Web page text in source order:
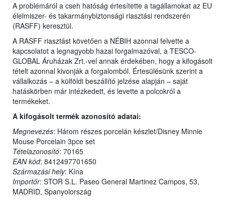
A problémáról a cseh hatóság értesítette a tagállamokat az EU
élelmiszer- és takarmánybiztonsági riasztási rendszerén
(RASFF) keresztül.
A RASFF riasztást követően a NÉBIH azonnal felvette a
kapcsolatot a legnagyobb hazai forgalmazóval, a TESCO-
GLOBAL Áruházak Zrt.-vel annak érdekében, hogy a kifogásolt
tételt azonnal kivonják a forgalomból. Értesülésünk szerint a
vállalkozás – a külföldi beszállító jelzése alapján – saját
hatáskörben már intézkedett, és levette a polcokról a
termékeket.
A kifogásolt termék azonosító adatai:
Megnevezés: Három részes porcelán készlet/Disney Minnie
Mouse Porcelain 3pce set
Tételazonosító: 70165
EAN kód: 8412497701650
Származási hely: Kína
Importőr: STOR S.L. Paseo General Martinez Campos, 53,
MADRID, Spanyolország